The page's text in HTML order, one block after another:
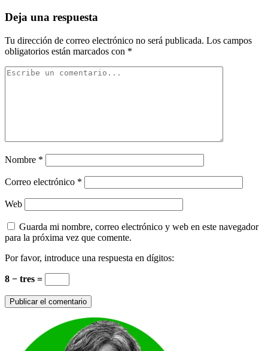
Deja una respuesta
Tu dirección de correo electrónico no será publicada. Los campos
obligatorios están marcados con *
Nombre *
Correo electrónico *
Web
Guarda mi nombre, correo electrónico y web en este navegador
para la próxima vez que comente.
Por favor, introduce una respuesta en dígitos:
8 − tres =